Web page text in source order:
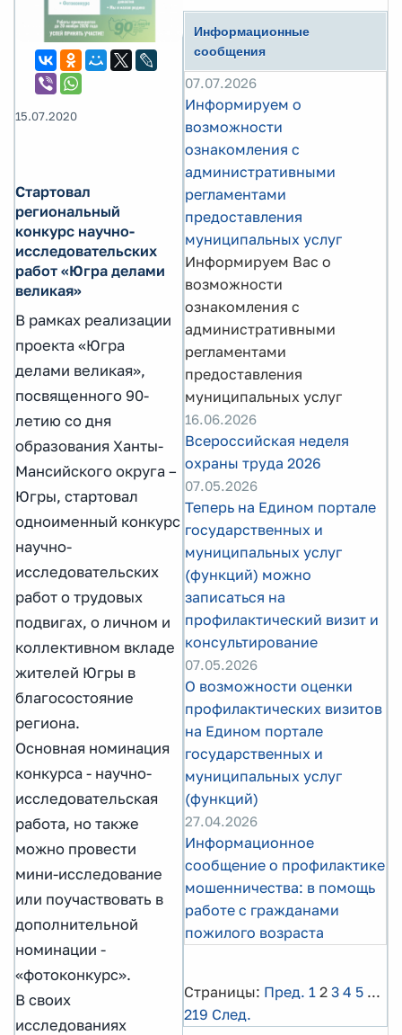
15.07.2020
Стартовал
региональный
конкурс научно-
исследовательских
работ «Югра делами
великая»
В рамках реализации
проекта «Югра
делами великая»,
посвященного 90-
летию со дня
образования Ханты-
Мансийского округа –
Югры, стартовал
одноименный конкурс
научно-
исследовательских
работ о трудовых
подвигах, о личном и
коллективном вкладе
жителей Югры в
благосостояние
региона.
Основная номинация
конкурса - научно-
исследовательская
работа, но также
можно провести
мини-исследование
или поучаствовать в
дополнительной
номинации -
«фотоконкурс».
В своих
исследованиях
Информационные
сообщения
07.07.2026
Информируем о
возможности
ознакомления с
административными
регламентами
предоставления
муниципальных услуг
Информируем Вас о
возможности
ознакомления с
административными
регламентами
предоставления
муниципальных услуг
16.06.2026
Всероссийская неделя
охраны труда 2026
07.05.2026
Теперь на Едином портале
государственных и
муниципальных услуг
(функций) можно
записаться на
профилактический визит и
консультирование
07.05.2026
О возможности оценки
профилактических визитов
на Едином портале
государственных и
муниципальных услуг
(функций)
27.04.2026
Информационное
сообщение о профилактике
мошенничества: в помощь
работе с гражданами
пожилого возраста
Страницы: Пред. 1 2 3 4 5 ...
219 След.